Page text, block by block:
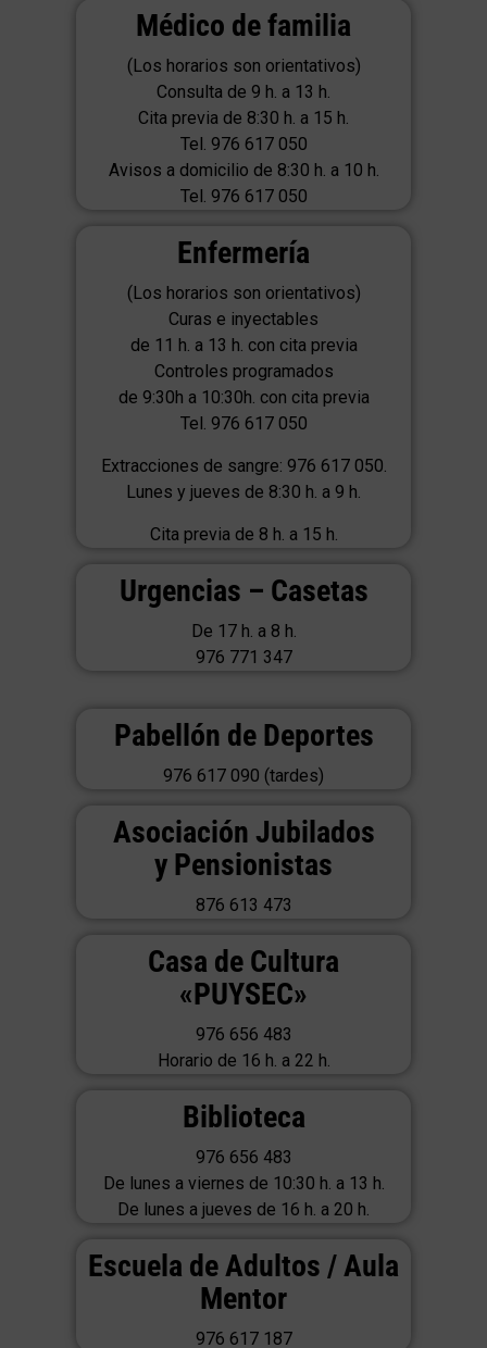
Médico de familia
(Los horarios son orientativos)
Consulta de 9 h. a 13 h.
Cita previa de 8:30 h. a 15 h.
Tel. 976 617 050
Avisos a domicilio de 8:30 h. a 10 h.
Tel. 976 617 050
Enfermería
(Los horarios son orientativos)
Curas e inyectables
de 11 h. a 13 h. con cita previa
Controles programados
de 9:30h a 10:30h. con cita previa
Tel. 976 617 050
Extracciones de sangre: 976 617 050.
Lunes y jueves de 8:30 h. a 9 h.
Cita previa de 8 h. a 15 h.
Urgencias – Casetas
De 17 h. a 8 h.
976 771 347
Pabellón de Deportes
976 617 090 (tardes)
Asociación Jubilados
y Pensionistas
876 613 473
Casa de Cultura
«PUYSEC»
976 656 483
Horario de 16 h. a 22 h.
Biblioteca
976 656 483
De lunes a viernes de 10:30 h. a 13 h.
De lunes a jueves de 16 h. a 20 h.
Escuela de Adultos / Aula
Mentor
976 617 187